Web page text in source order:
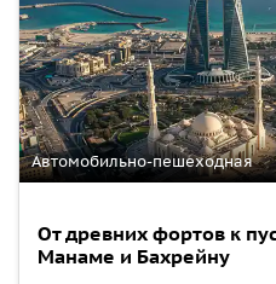
Автомобильно-пешеходная
От древних фортов к
Манаме и Бахрейну